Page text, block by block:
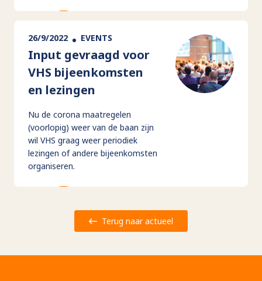
26/9/2022 EVENTS
Input gevraagd voor
VHS bijeenkomsten
en lezingen
Nu de corona maatregelen
(voorlopig) weer van de baan zijn
wil VHS graag weer periodiek
lezingen of andere bijeenkomsten
organiseren.
Terug naar actueel